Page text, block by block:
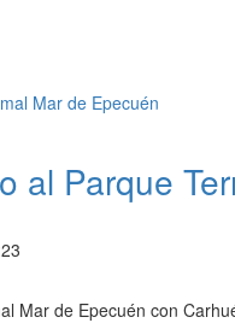
al Parque
Mar de Epecuén con